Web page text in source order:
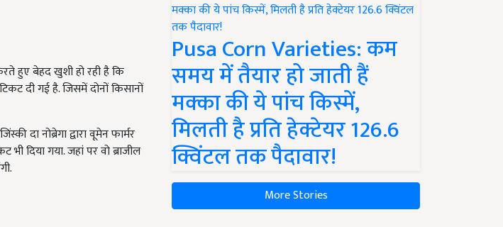
हुए बेहद खुशी हो रही है कि
दी गई है. जिसमें दोनों किसानों
दा नोब्रेगा द्वारा वूमेन फार्मर
दिया गया. जहां पर वो ब्राजील
Pusa Corn Varieties: कम
समय में तैयार हो जाती हैं
मक्का की ये पांच किस्में,
मिलती है प्रति हेक्टेयर 126.6
क्विंटल तक पैदावार!
More Stories